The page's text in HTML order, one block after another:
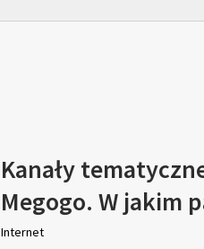
Kanały
Megogo. W jakim
Internet